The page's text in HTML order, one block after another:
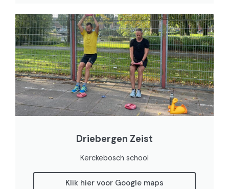
Driebergen Zeist
Kerckebosch school
Klik hier voor Google maps